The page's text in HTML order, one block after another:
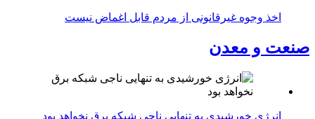
اخذ وجوه غیرقانونی از مردم قابل اغماض نیست
صنعت و معدن
انرژی خورشیدی به تنهایی ناجی شبکه برق نخواهد بود